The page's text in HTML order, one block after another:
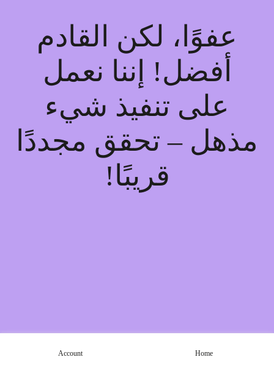
عفوًا، لكن القادم
أفضل! إننا نعمل
على تنفيذ شيء
مذهل – تحقق مجددًا
قريبًا!
Home
Account